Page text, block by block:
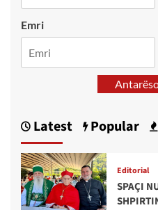
Emri
Latest Popular
Editorial
SPAÇI